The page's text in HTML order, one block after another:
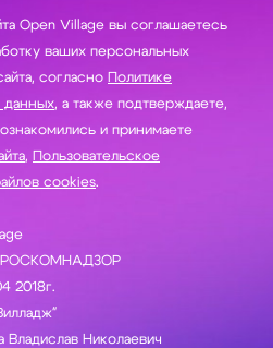
Open Village вы соглашаетесь
согласно Политике
данных, а также подтверждаете,
и принимаете
, Пользовательское
cookies.
РОСКОМНАДЗОР
2018г.
Владислав Николаевич